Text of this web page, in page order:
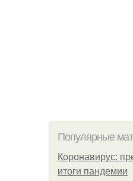
Популярные
Коронавирус:
итоги пандемии